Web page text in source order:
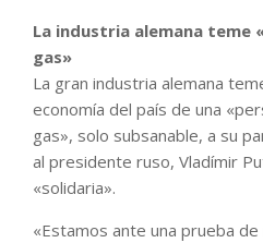
La industria alemana teme
gas»
La gran industria alemana
economía del país de una
gas», solo subsanable, a su
al presidente ruso, Vladímir
«solidaria».
«Estamos ante una prueba